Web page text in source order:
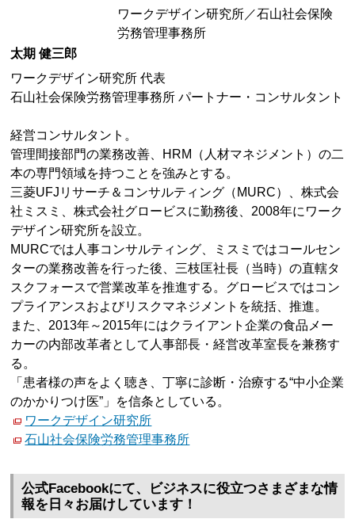
ワークデザイン研究所／石山社会保険
労務管理事務所
太期 健三郎
ワークデザイン研究所 代表
石山社会保険労務管理事務所 パートナー・コンサルタント
経営コンサルタント。
管理間接部門の業務改善、HRM（人材マネジメント）の二
本の専門領域を持つことを強みとする。
三菱UFJリサーチ＆コンサルティング（MURC）、株式会
社ミスミ、株式会社グロービスに勤務後、2008年にワーク
デザイン研究所を設立。
MURCでは人事コンサルティング、ミスミではコールセン
ターの業務改善を行った後、三枝匡社長（当時）の直轄タ
スクフォースで営業改革を推進する。グロービスではコン
プライアンスおよびリスクマネジメントを統括、推進。
また、2013年～2015年にはクライアント企業の食品メー
カーの内部改革者として人事部長・経営改革室長を兼務す
る。
「患者様の声をよく聴き、丁寧に診断・治療する“中小企業
のかかりつけ医”」を信条としている。
ワークデザイン研究所
石山社会保険労務管理事務所
公式Facebookにて、ビジネスに役立つさまざまな情
報を日々お届けしています！